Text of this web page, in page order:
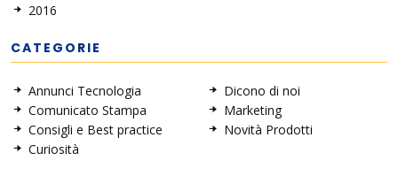
2016
CATEGORIE
Annunci Tecnologia
Comunicato Stampa
Consigli e Best practice
Curiosità
Dicono di noi
Marketing
Novità Prodotti